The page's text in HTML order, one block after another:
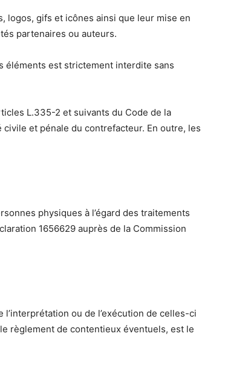
logos, gifs et icônes ainsi que leur mise en
partenaires ou auteurs.
éléments est strictement interdite sans
L.335-2 et suivants du Code de la
et pénale du contrefacteur. En outre, les
physiques à l’égard des traitements
1656629 auprès de la Commission
ou de l’exécution de celles-ci
règlement de contentieux éventuels, est le